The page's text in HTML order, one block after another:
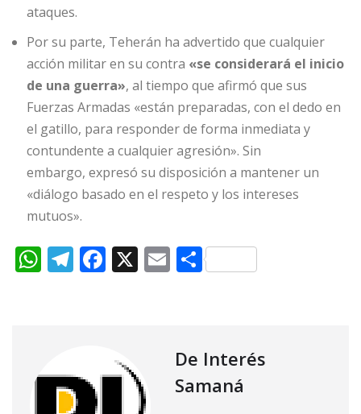
ataques.
Por su parte, Teherán ha advertido que cualquier
acción militar en su contra «se considerará el inicio
de una guerra», al tiempo que afirmó que sus
Fuerzas Armadas «están preparadas, con el dedo en
el gatillo, para responder de forma inmediata y
contundente a cualquier agresión». Sin
embargo, expresó su disposición a mantener un
«diálogo basado en el respeto y los intereses
mutuos».
W
p
T
m
F
b
o
X E C
ar
ti
De Interés
Samaná